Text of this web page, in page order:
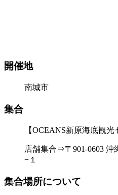
開催地
南城市
集合
【OCEANS新原海底観光
店舗集合⇒〒901-0603 沖
−１
集合場所について